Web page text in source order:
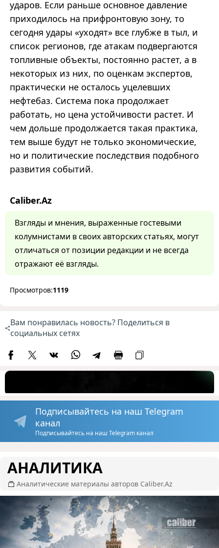
ударов. Если раньше основное давление
приходилось на прифронтовую зону, то
сегодня удары «уходят» все глубже в тыл, и
список регионов, где атакам подвергаются
топливные объекты, постоянно растет, а в
некоторых из них, по оценкам экспертов,
практически не осталось уцелевших
нефтебаз. Система пока продолжает
работать, но цена устойчивости растет. И
чем дольше продолжается такая практика,
тем выше будут не только экономические,
но и политические последствия подобного
развития событий.
Caliber.Az
Взгляды и мнения, выраженные гостевыми
колумнистами в своих авторских статьях, могут
отличаться от позиции редакции и не всегда
отражают её взгляды.
Просмотров:1119
Вам понравилась новость? Поделиться в
социальных сетях
Подписывайтесь на наш Telegram
канал
Подписывайтесь на наш Telegram канал
АНАЛИТИКА
Аналитические материалы авторов Caliber.Az